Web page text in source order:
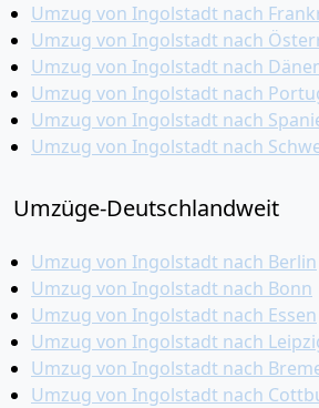
Umzug von Ingolstadt nach
Umzug von Ingolstadt nach
Umzug von Ingolstadt nach
Umzug von Ingolstadt nach
Umzug von Ingolstadt nach
Umzug von Ingolstadt nach
Umzüge-Deutschlandweit
Umzug von Ingolstadt nach Berlin
Umzug von Ingolstadt nach Bonn
Umzug von Ingolstadt nach Essen
Umzug von Ingolstadt nach
Umzug von Ingolstadt nach
Umzug von Ingolstadt nach